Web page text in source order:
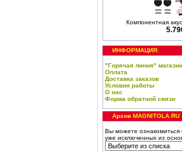
Компонентная
ИНФОРМАЦИЯ:
"Горячая линия"
Оплата
Доставка заказов
Условия работы
О нас
Форма обратной связи
Архив MAGNITOLA.RU
Вы можете
уже исключенных из